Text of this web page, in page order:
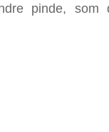
pinde,